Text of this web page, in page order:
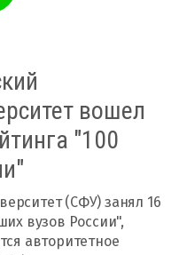
вошел
"100
(СФУ) занял 16
вузов России",
авторитетное